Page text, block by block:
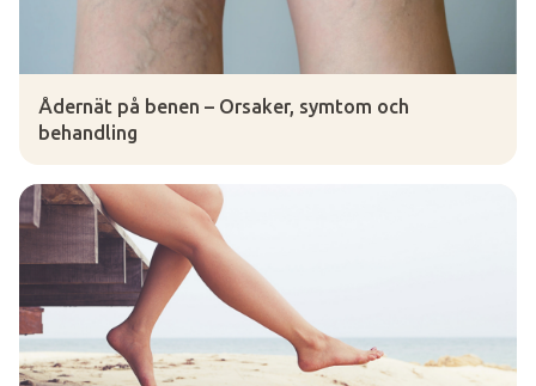
Ådernät på benen – Orsaker, symtom och
behandling